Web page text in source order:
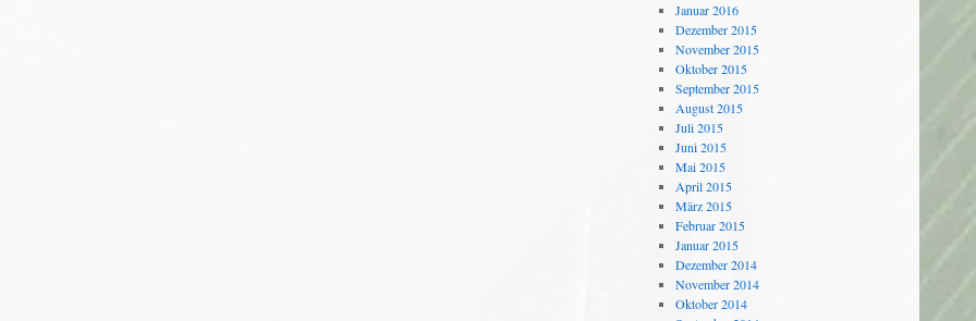
Januar 2016
Dezember 2015
November 2015
Oktober 2015
September 2015
August 2015
Juli 2015
Juni 2015
Mai 2015
April 2015
März 2015
Februar 2015
Januar 2015
Dezember 2014
November 2014
Oktober 2014